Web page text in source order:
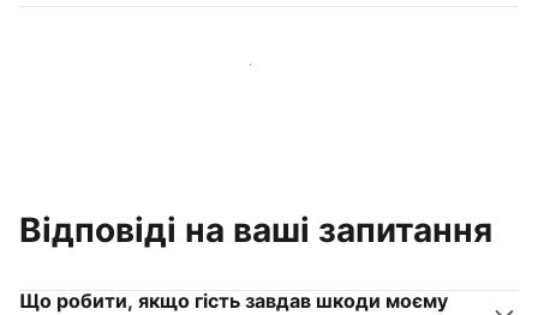
Приєднуйтеся до господарів, схожих на вас
Відповіді на ваші запитання
Що робити, якщо гість завдав шкоди моєму